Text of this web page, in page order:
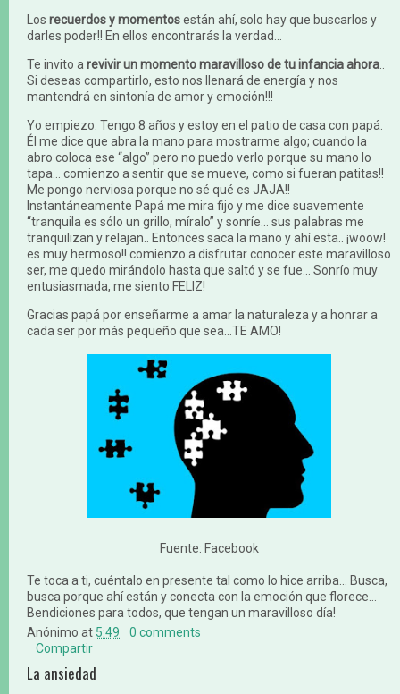
Los recuerdos y momentosestán ahí, solo hay que buscarlos y
darles poder!! En ellos encontrarás la verdad...
Te invito a revivir un momento maravilloso de tu infancia ahora
Si deseas compartirlo, esto nos llenará de energía y nos
mantendrá en sintonía de amor y emoción!!!
Yo empiezo: Tengo 8 años y estoy en el patio de casa con papá.
Él me dice que abra la mano para mostrarme algo; cuando la
abro coloca ese “algo” pero no puedo verlo porque su mano lo
tapa… comienzo a sentir que se mueve, como si fueran patitas!!
Me pongo nerviosa porque no sé qué es JAJA!!
Instantáneamente Papá me mira fijo y me dice suavemente
“tranquila es sólo un grillo, míralo” y sonríe… sus palabras me
tranquilizan y relajan.. Entonces saca la mano y ahí esta.. ¡woow!
es muy hermoso!! comienzo a disfrutar conocer este maravilloso
ser, me quedo mirándolo hasta que saltó y se fue… Sonrío muy
entusiasmada, me siento FELIZ!
Gracias papá por enseñarme a amar la naturaleza y a honrar a
cada ser por más pequeño que sea…TE AMO!
Fuente: Facebook
Te toca a ti, cuéntalo en presente tal como lo hice arriba... Busca,
busca porque ahí están y conecta con la emoción que florece...
Bendiciones para todos, que tengan un maravilloso día!
Anónimo at 5:49
0 comments
Compartir
La ansiedad